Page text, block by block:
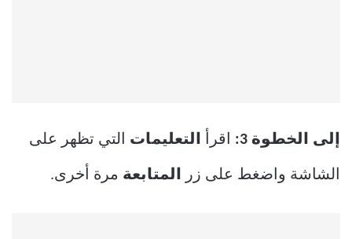
إلى الخطوة 3: اقرأ التعليمات التي تظهر على
الشاشة واضغط على زر المتابعة مرة أخرى.